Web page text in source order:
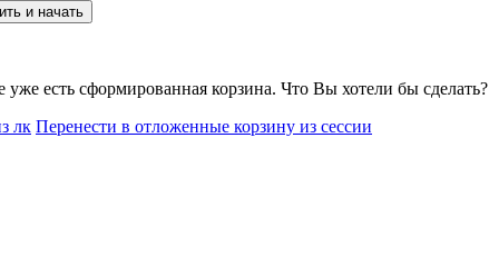
и начать
есть сформированная корзина. Что Вы хотели бы сделать?
лк Перенести в отложенные корзину из сессии